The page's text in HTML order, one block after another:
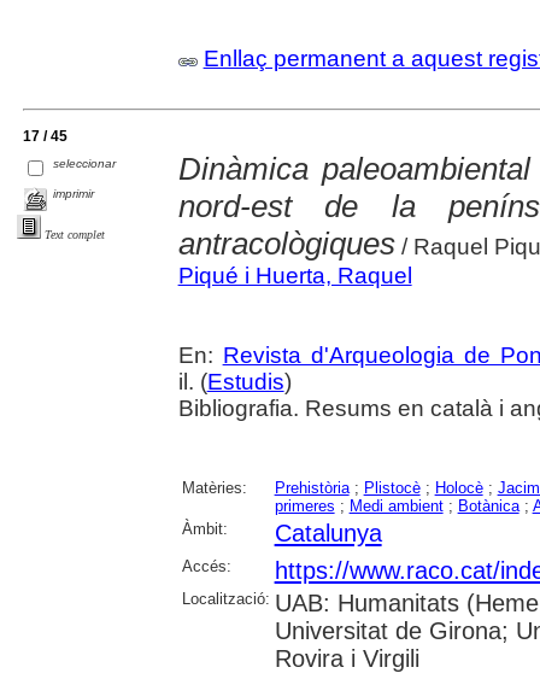
Enllaç permanent a aquest
17 / 45
seleccionar
imprimir
Text complet
Dinàmica
nord-est de la
antracològiques/ Raquel
Piqué i Huerta, Raquel
En: Revista d'Arqueologia de
il. (Estudis)
Bibliografia. Resums en català i
Matèries: Prehistòria; Plistocè; Holocè;
primeres ; Medi ambient; Botànica;
Àmbit:
Catalunya
Accés: https://www.raco.cat/
Localització: UAB: Humanitats
Universitat de Girona;
Rovira i Virgili